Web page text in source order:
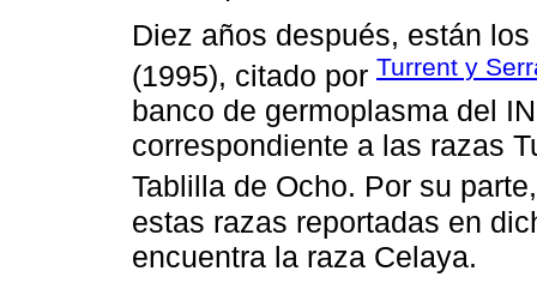
Diez años después, están
(1995), citado por Turrent y
banco de germoplasma del
correspondiente a las razas
Tablilla de Ocho. Por su
estas razas reportadas en
encuentra la raza Celaya.